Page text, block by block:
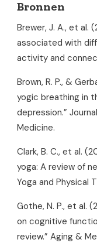
Bronnen
Brewer, J. A., et al.
associated with
activity and
Brown, R. P., &
yogic breathing in
depression.”
Medicine.
Clark, B. C., et al.
yoga: A review of
Yoga and Physical
Gothe, N. P., et al.
on cognitive
review.” Aging &